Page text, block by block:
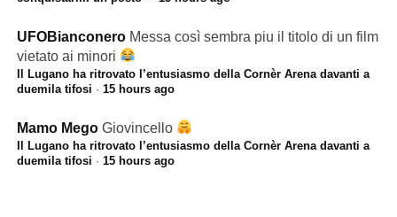
UFOBianconero Messa così sembra piu il titolo di un film
vietato ai minori
Il Lugano ha ritrovato l’entusiasmo della Cornèr Arena davanti a
duemila tifosi · 15 hours ago
Mamo Mego Giovincello
Il Lugano ha ritrovato l’entusiasmo della Cornèr Arena davanti a
duemila tifosi · 15 hours ago